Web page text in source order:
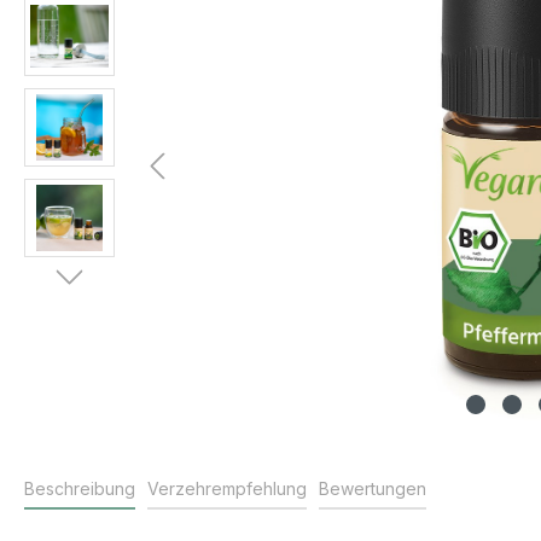
Beschreibung Verzehrempfehlung Bewertungen